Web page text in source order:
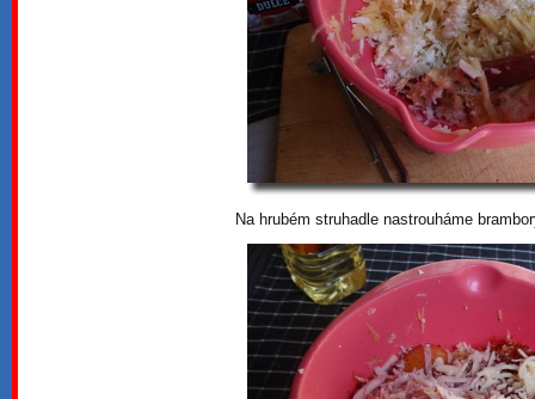
Na hrubém struhadle nastrouháme